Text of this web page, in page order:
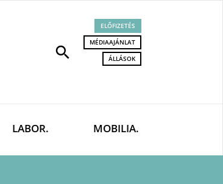
search
ELŐFIZETÉS
MÉDIAAJÁNLAT
ÁLLÁSOK
LABOR. MOBILIA.